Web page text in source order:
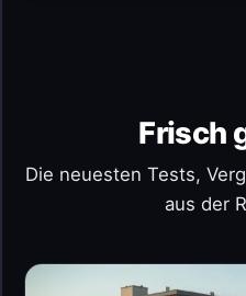
Frisch
Die neuesten Tests,
aus der